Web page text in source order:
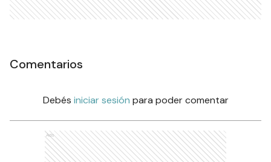
Comentarios
Debés iniciar sesión para poder comentar
Ads